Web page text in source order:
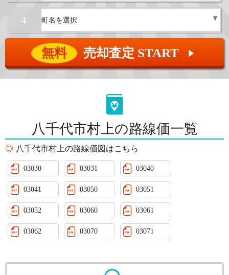
4
無料 売却査定 START ▲
八千代市村上の路線価一覧
八千代市村上の路線価図はこちら
03030 03031 03040
03041 03050 03051
03052 03060 03061
03062 03070 03071